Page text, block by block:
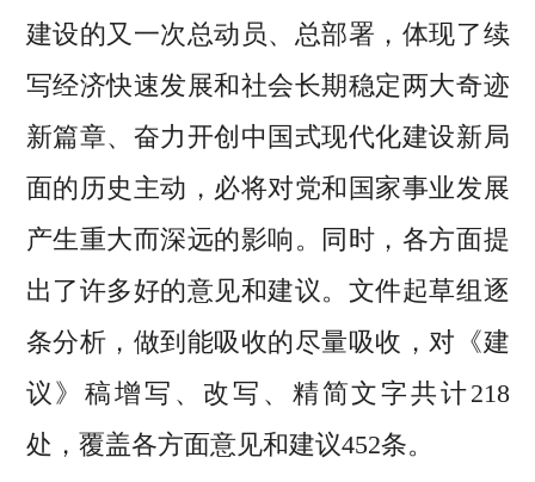
建设的又一次总动员、总部署，体现了续
写经济快速发展和社会长期稳定两大奇迹
新篇章、奋力开创中国式现代化建设新局
面的历史主动，必将对党和国家事业发展
产生重大而深远的影响。同时，各方面提
出了许多好的意见和建议。文件起草组逐
条分析，做到能吸收的尽量吸收，对《建
议》稿增写、改写、精简文字共计218
处，覆盖各方面意见和建议452条。